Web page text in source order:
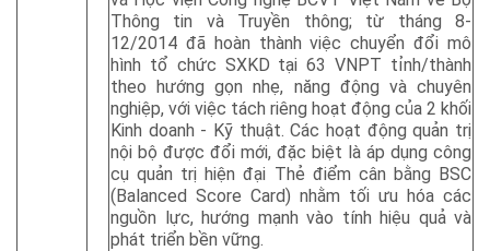
Thông tin và Truyền thông; từ tháng 8-
12/2014 đã hoàn thành việc chuyển đổi mô
hình tổ chức SXKD tại 63 VNPT tỉnh/thành
theo hướng gọn nhẹ, năng động và chuyên
nghiệp, với việc tách riêng hoạt động của 2 khối
Kinh doanh - Kỹ thuật. Các hoạt động quản trị
nội bộ được đổi mới, đặc biệt là áp dụng công
cụ quản trị hiện đại Thẻ điểm cân bằng BSC
(Balanced Score Card) nhằm tối ưu hóa các
nguồn lực, hướng mạnh vào tính hiệu quả và
phát triển bền vững.